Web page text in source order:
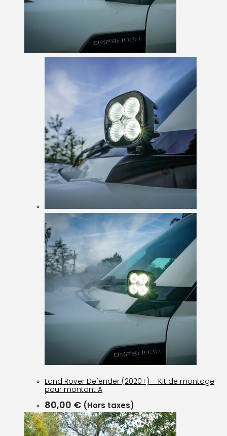
Land Rover Defender (2020+) – Kit de montage
pour montant A
80,00 € (Hors taxes)